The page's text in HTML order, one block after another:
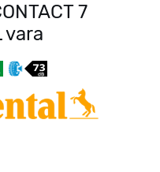
7
vara